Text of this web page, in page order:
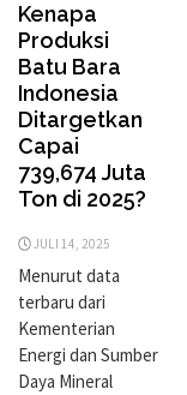
Kenapa
Produksi
Batu Bara
Indonesia
Ditargetkan
Capai
739,674 Juta
Ton di 2025?
JULI 14, 2025
Menurut data
terbaru dari
Kementerian
Energi dan Sumber
Daya Mineral